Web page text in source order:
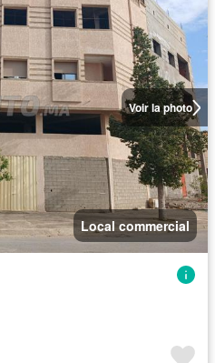
Voir la photo
Local commercial